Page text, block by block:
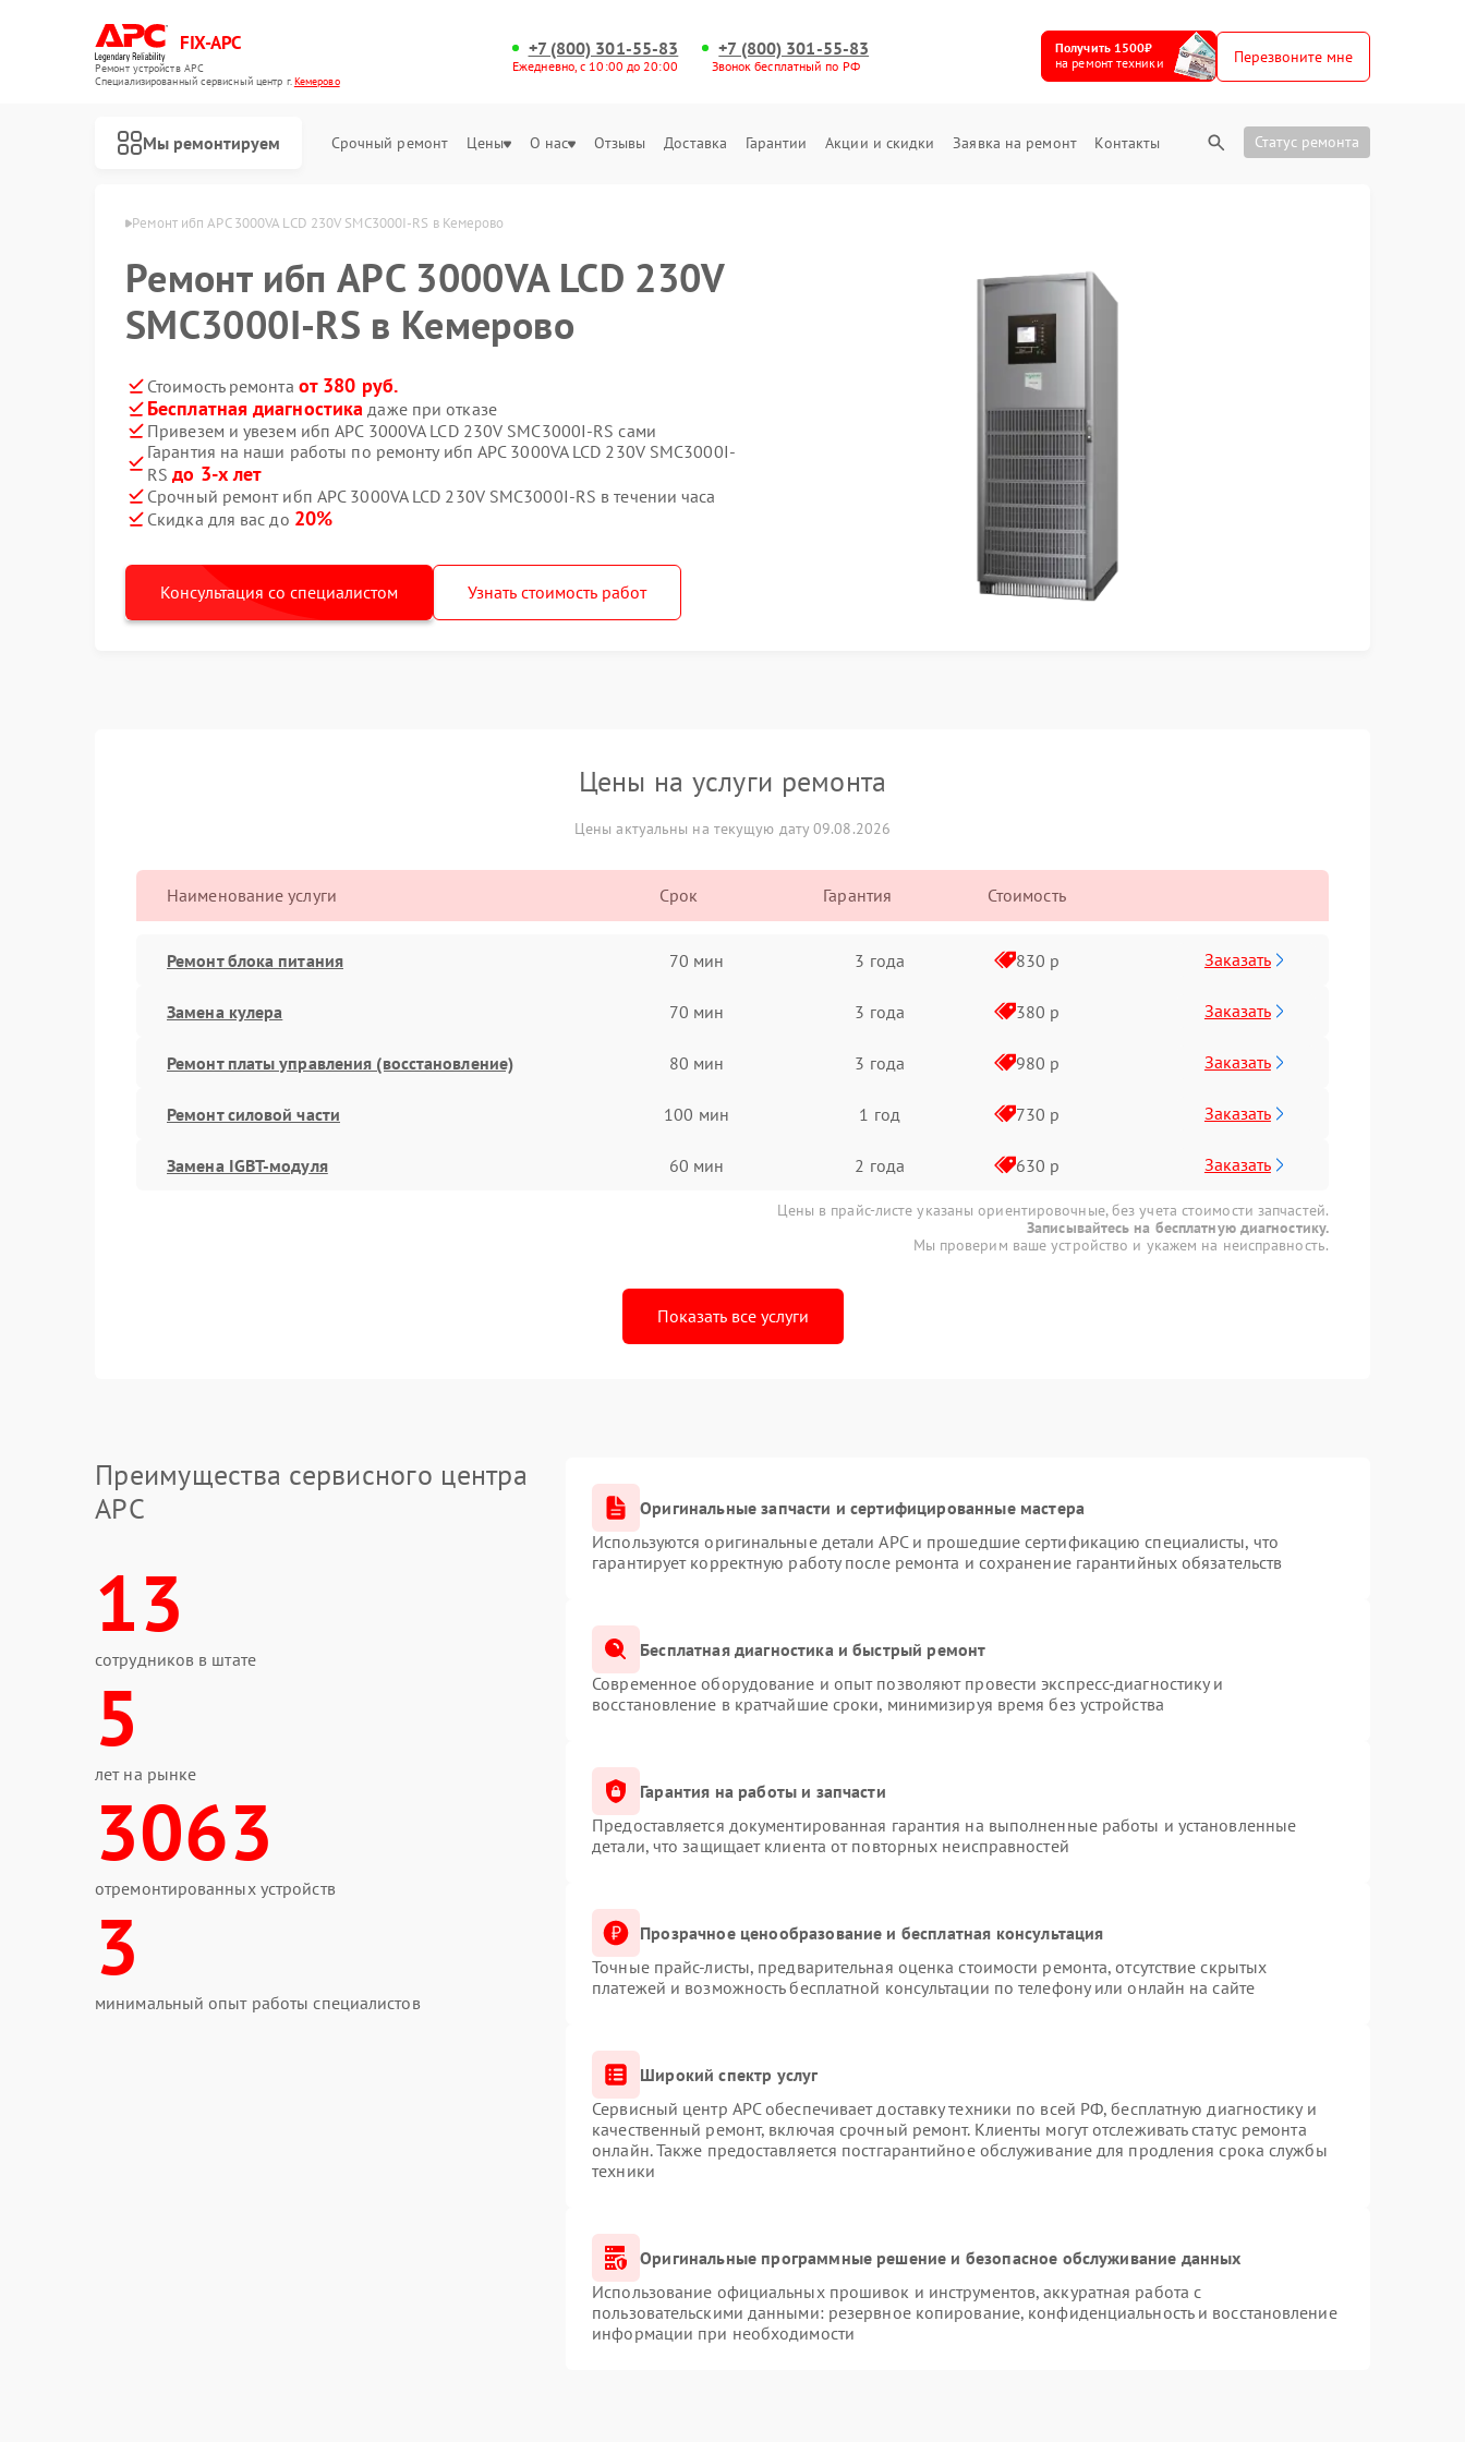
FIX-APC
Ремонт устройств APC
Специализированный cервисный центр г.Кемерово
+7 (800) 301-55-83
Ежедневно, с 10:00 до 20:00
+7 (800) 301-55-83
Звонок бесплатный по РФ
Получить 1500₽
на ремонт техники
Перезвоните мне
Мы ремонтируем Срочный ремонт Цены О нас Отзывы Доставка Гарантии Акции и скидки Заявка на ремонт Контакты Статус ремонта
APC в Кемерово Ремонт ибп APC 3000VA LCD 230V SMC3000I-RS в Кемерово
Ремонт ибп APC 3000VA LCD 230V
SMC3000I-RS в Кемерово
Стоимость ремонта от 380 руб.
Бесплатная диагностика даже при отказе
Привезем и увезем ибп APC 3000VA LCD 230V SMC3000I-RS сами
Гарантия на наши работы по ремонту ибп APC 3000VA LCD 230V SMC3000I-
RSдо 3-х лет
Срочный ремонт ибп APC 3000VA LCD 230V SMC3000I-RS в течении часа
Скидка для вас до 20%
Консультация со специалистом Узнать стоимость работ
Цены на услуги ремонта
Цены актуальны на текущую дату 09.08.2026
Наименование услуги Срок Гарантия Стоимость
Ремонт блока питания 70 мин 3 года 830 р Заказать
Замена кулера 70 мин 3 года 380 р Заказать
Ремонт платы управления (восстановление) 80 мин 3 года 980 р Заказать
Ремонт силовой части 100 мин 1 год 730 р Заказать
Замена IGBT-модуля 60 мин 2 года 630 р Заказать
Цены в прайс-листе указаны ориентировочные, без учета стоимости запчастей.
Записывайтесь на бесплатную диагностику.
Мы проверим ваше устройство и укажем на неисправность.
Показать все услуги
Преимущества сервисного центра
APC
13
сотрудников в штате
5
лет на рынке
3063
отремонтированных устройств
3
минимальный опыт работы специалистов
Оригинальные запчасти и сертифицированные мастера
Используются оригинальные детали APC и прошедшие сертификацию специалисты, что
гарантирует корректную работу после ремонта и сохранение гарантийных обязательств
Бесплатная диагностика и быстрый ремонт
Современное оборудование и опыт позволяют провести экспресс-диагностику и
восстановление в кратчайшие сроки, минимизируя время без устройства
Гарантия на работы и запчасти
Предоставляется документированная гарантия на выполненные работы и установленные
детали, что защищает клиента от повторных неисправностей
Прозрачное ценообразование и бесплатная консультация
Точные прайс-листы, предварительная оценка стоимости ремонта, отсутствие скрытых
платежей и возможность бесплатной консультации по телефону или онлайн на сайте
Широкий спектр услуг
Сервисный центр APC обеспечивает доставку техники по всей РФ, бесплатную диагностику и
качественный ремонт, включая срочный ремонт. Клиенты могут отслеживать статус ремонта
онлайн. Также предоставляется постгарантийное обслуживание для продления срока службы
техники
Оригинальные программные решение и безопасное обслуживание данных
Использование официальных прошивок и инструментов, аккуратная работа с
пользовательскими данными: резервное копирование, конфиденциальность и восстановление
информации при необходимости